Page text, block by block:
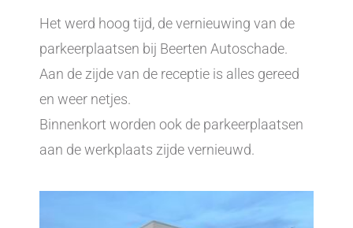
Het werd hoog tijd, de vernieuwing van de
parkeerplaatsen bij Beerten Autoschade.
Aan de zijde van de receptie is alles gereed
en weer netjes.
Binnenkort worden ook de parkeerplaatsen
aan de werkplaats zijde vernieuwd.